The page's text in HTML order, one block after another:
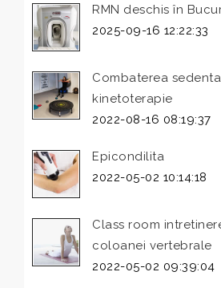
RMN deschis în
2025-09-16 12:22:33
Combaterea
kinetoterapie
2022-08-16 08:19:37
Epicondilita
2022-05-02 10:14:18
Class room
coloanei vertebrale
2022-05-02 09:39:04